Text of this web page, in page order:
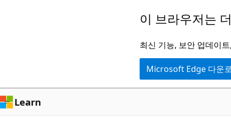
로
건
너
이 브라우저는
최신 기능, 보안 업데이
Microsoft Edge 다운
Learn